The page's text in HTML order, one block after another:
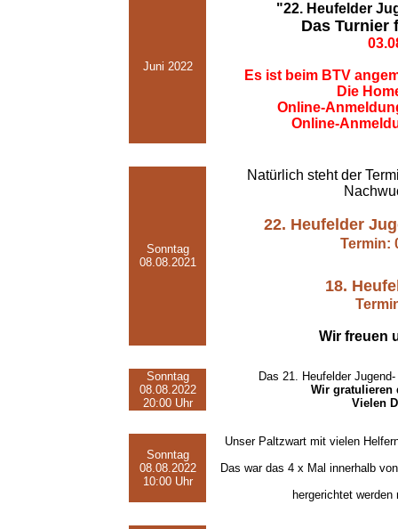
Juni 2022
"22. Heufelder
Das Turnier
Es ist beim BTV
Die
Online-
Online-
Sonntag
08.08.2021
Natürlich steht der
22. Heufelder
Termin:
18.
Wir freuen
Sonntag
08.08.2022
20:00 Uhr
Das 21. Heufelder
Wir gratulieren
Vielen
Sonntag
08.08.2022
10:00 Uhr
Unser Paltzwart mit vielen
Das war das 4 x Mal innerhalb
hergerichtet